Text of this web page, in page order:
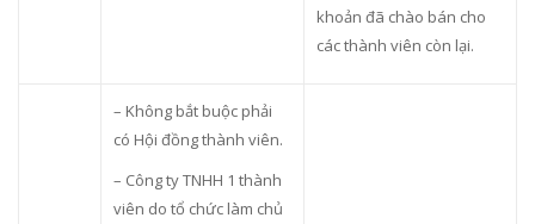
khoản đã chào bán cho
các thành viên còn lại.
– Không bắt buộc phải
có Hội đồng thành viên.
– Công ty TNHH 1 thành
viên do tổ chức làm chủ